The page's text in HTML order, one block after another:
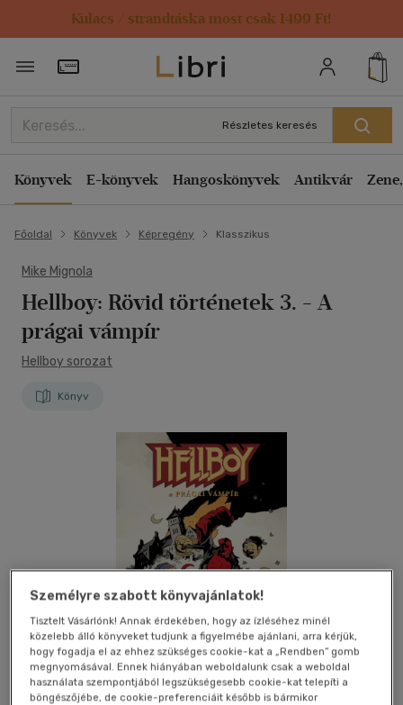
Kulacs / strandtáska most csak 1499 Ft!
Törzsvásárlói Kártya adatai
Részletes keresés
Könyvek E-könyvek Hangoskönyvek Antikvár
Főoldal Könyvek Képregény Klasszikus
Mike Mignola
Hellboy: Rövid történetek 3. - A
prágai vámpír
Hellboy sorozat
Könyv
Személyre szabott könyvajánlatok!
Tisztelt Vásárlónk! Annak érdekében, hogy az ízléséhez minél
közelebb álló könyveket tudjunk a figyelmébe ajánlani, arra kérjük,
hogy fogadja el az ehhez szükséges cookie-kat a „Rendben” gomb
megnyomásával. Ennek hiányában weboldalunk csak a weboldal
használata szempontjából legszükségesebb cookie-kat telepíti a
böngészőjébe, de cookie-preferenciáit később is bármikor